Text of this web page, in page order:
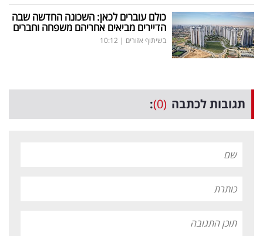
כולם עוברים לכאן: השכונה החדשה שבה
הדיירים מביאים אחריהם משפחה וחברים
בשיתוף אזורים |
10:12
תגובות לכתבה (0)
: